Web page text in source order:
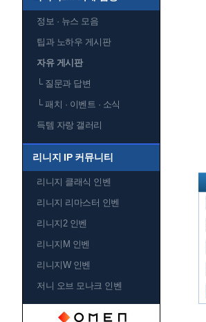
정보 · 뉴스 모음
팁과 노하우 게시판
자유 게시판
└질문과 답변
└패치 · 이벤트 · 소식
득템 자랑 갤러리
리니지 IP 커뮤니티
리니지 클래식 인벤
리니지 리마스터 인벤
리니지2 인벤
리니지M 인벤
리니지W 인벤
저니 오브 모나크 인벤